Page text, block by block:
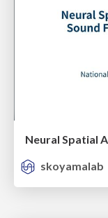
skoyamalab